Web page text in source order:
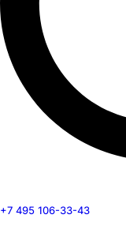
+7 495 106-33-43